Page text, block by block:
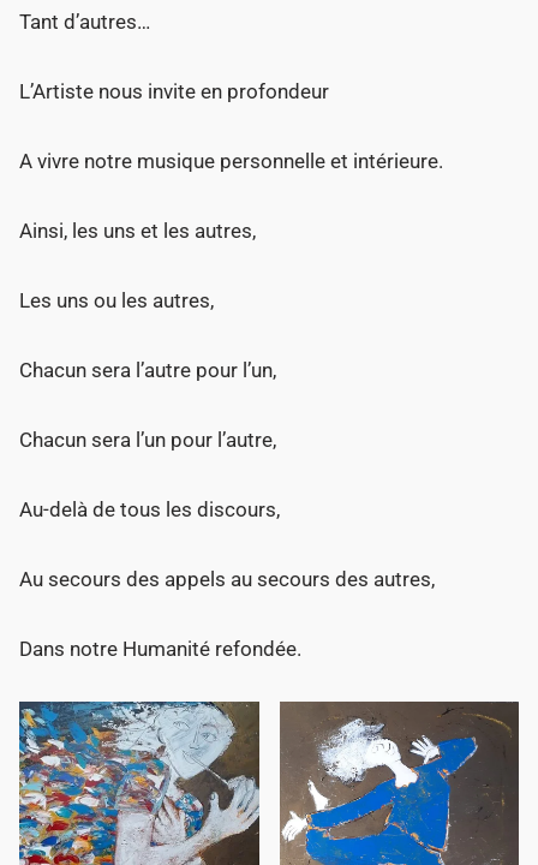
Tant d’autres…
L’Artiste nous invite en profondeur
A vivre notre musique personnelle et intérieure.
Ainsi, les uns et les autres,
Les uns ou les autres,
Chacun sera l’autre pour l’un,
Chacun sera l’un pour l’autre,
Au-delà de tous les discours,
Au secours des appels au secours des autres,
Dans notre Humanité refondée.